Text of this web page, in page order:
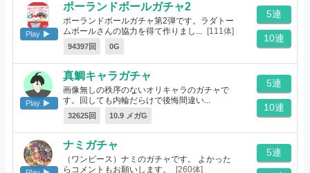
Play
ポーランドボールガチャ2
ポーランドボールガチャ第2弾です。ラダトー
ムボールさんの協力を得て作りまし...
[111体]
94397回 0G
5連
10連
Play
真鯛キャラガチャ
画像無しの秩序のないオリキャラのガチャで
す。回しても内輪だらけで後悔間違い...
[492体]
32625回 10.9 メガG
5連
10連
ナミガチャ
（ワンピース）ナミのガチャです。 よかった
らコメントもお願いします。
[260体]
5連